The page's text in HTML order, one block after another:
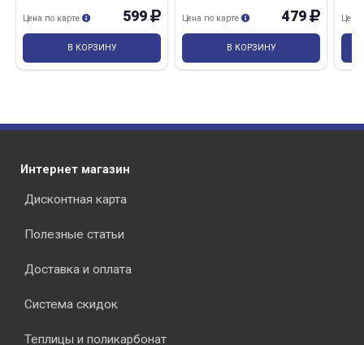
599
Цена по карте
В КОРЗИНУ
479
Цена по карте
В КОРЗИНУ
Цена
Интернет магазин
Дисконтная карта
Полезные статьи
Доставка и оплата
Система скидок
Теплицы и поликарбонат